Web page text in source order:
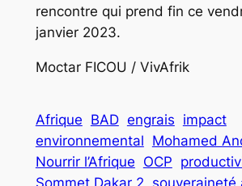
rencontre qui prend fin ce
janvier 2023.
Moctar FICOU / VivAfrik
Afrique BAD engrais impact
environnemental Mohamed
Nourrir l’Afrique OCP